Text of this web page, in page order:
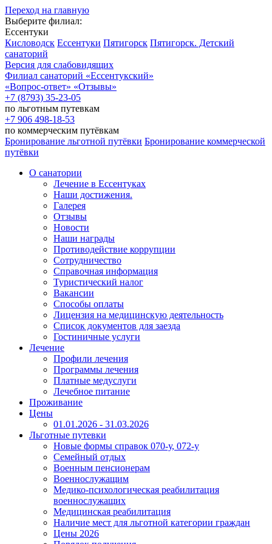
Переход на главную
Выберите филиал:
Ессентуки
Кисловодск Ессентуки Пятигорск Пятигорск. Детский
санаторий
Версия для слабовидящих
Филиал санаторий «Ессентукский»
«Вопрос-ответ» «Отзывы»
+7 (8793) 35-23-05
по льготным путевкам
+7 906 498-18-53
по коммерческим путёвкам
Бронирование льготной путёвки Бронирование коммерческой
путёвки
О санатории
Лечение в Ессентуках
Наши достижения.
Галерея
Отзывы
Новости
Наши награды
Противодействие коррупции
Сотрудничество
Справочная информация
Туристический налог
Вакансии
Способы оплаты
Лицензия на медицинскую деятельность
Список документов для заезда
Гостиничные услуги
Лечение
Профили лечения
Программы лечения
Платные медуслуги
Лечебное питание
Проживание
Цены
01.01.2026 - 31.03.2026
Льготные путевки
Новые формы справок 070-у, 072-у
Семейный отдых
Военным пенсионерам
Военнослужащим
Медико-психологическая реабилитация
военнослужащих
Медицинская реабилитация
Наличие мест для льготной категории граждан
Цены 2026